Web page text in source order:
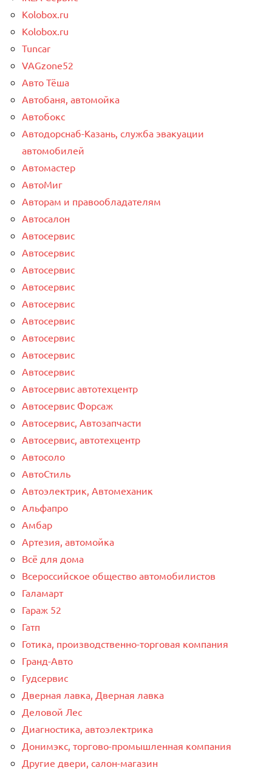
Kolobox.ru
Kolobox.ru
Tuncar
VAGzone52
Авто Тёша
Автобаня, автомойка
Автобокс
Автодорснаб-Казань, служба эвакуации
автомобилей
Автомастер
АвтоМиг
Авторам и правообладателям
Автосалон
Автосервис
Автосервис
Автосервис
Автосервис
Автосервис
Автосервис
Автосервис
Автосервис
Автосервис
Автосервис автотехцентр
Автосервис Форсаж
Автосервис, Автозапчасти
Автосервис, автотехцентр
Автосоло
АвтоСтиль
Автоэлектрик, Автомеханик
Альфапро
Амбар
Артезия, автомойка
Всё для дома
Всероссийское общество автомобилистов
Галамарт
Гараж 52
Гатп
Готика, производственно-торговая компания
Гранд-Авто
Гудсервис
Дверная лавка, Дверная лавка
Деловой Лес
Диагностика, автоэлектрика
Донимэкс, торгово-промышленная компания
Другие двери, салон-магазин